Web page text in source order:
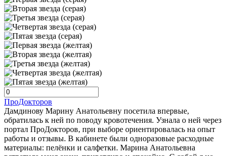
ПроДокторов
Дамдинову Марину Анатольевну посетила впервые,
обратилась к ней по поводу кровотечения. Узнала о ней через
портал ПроДокторов, при выборе ориентировалась на опыт
работы и отзывы. В кабинете были одноразовые расходные
материалы: пелёнки и салфетки. Марина Анатольевна